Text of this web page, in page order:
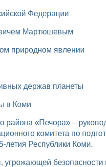
Федерации
Мартюшевым
природном явлении
держав планеты
в Коми
комитета по
Республики Коми.